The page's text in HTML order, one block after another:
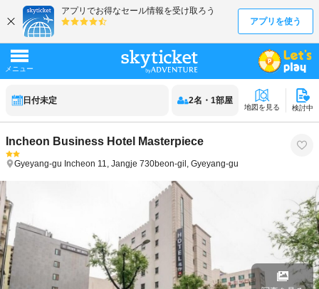
日付未定 2名 ・ 1部屋
地図を見る 検討中
Incheon Business Hotel Masterpiece
Gyeyang-gu Incheon 11, Jangje 730beon-gil, Gyeyang-gu